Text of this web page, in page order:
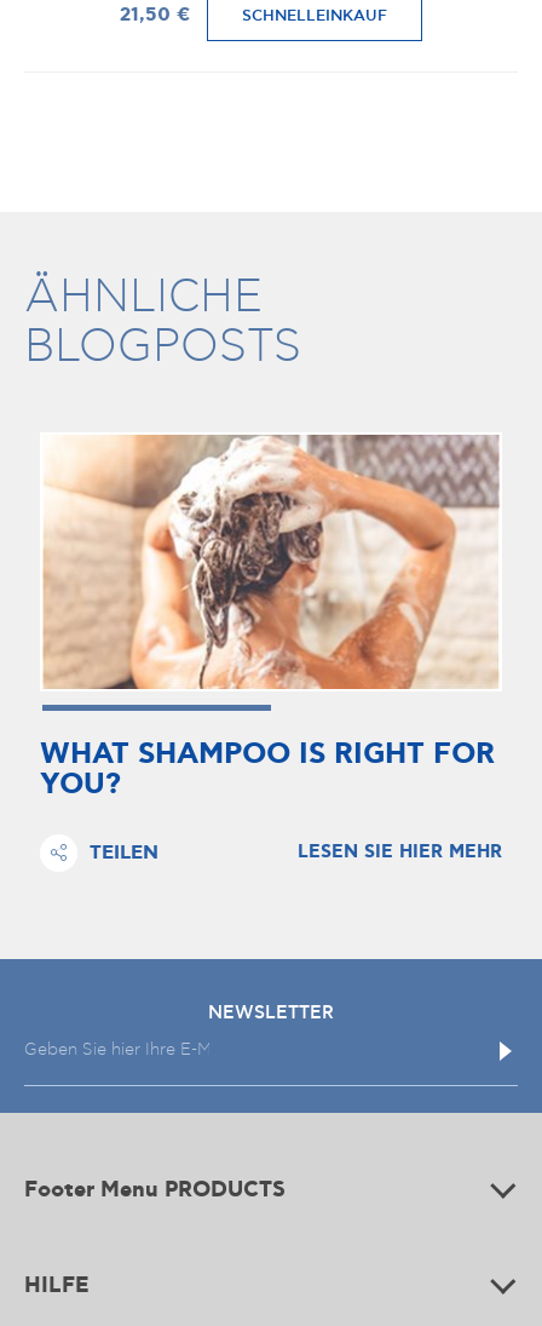
21,50 € SCHNELLEINKAUF
ÄHNLICHE
BLOGPOSTS
WHAT SHAMPOO IS RIGHT FOR
YOU?
TEILEN LESEN SIE HIER MEHR
NEWSLETTER
Footer Menu PRODUCTS
HILFE